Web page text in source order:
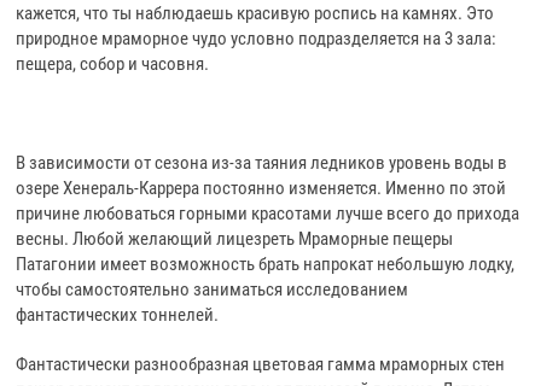
кажется, что ты наблюдаешь красивую роспись на камнях. Это
природное мраморное чудо условно подразделяется на 3 зала:
пещера, собор и часовня.
В зависимости от сезона из-за таяния ледников уровень воды в
озере Хенераль-Каррера постоянно изменяется. Именно по этой
причине любоваться горными красотами лучше всего до прихода
весны. Любой желающий лицезреть Мраморные пещеры
Патагонии имеет возможность брать напрокат небольшую лодку,
чтобы самостоятельно заниматься исследованием
фантастических тоннелей.
Фантастически разнообразная цветовая гамма мраморных стен